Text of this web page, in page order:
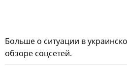
Больше о ситуации в
обзоре соцсетей.